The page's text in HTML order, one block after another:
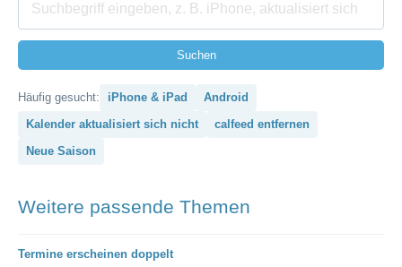
Suchen
Häufig gesucht: iPhone & iPad
Android
Kalender aktualisiert sich nicht
calfeed entfernen
Neue Saison
Weitere passende Themen
Termine erscheinen doppelt